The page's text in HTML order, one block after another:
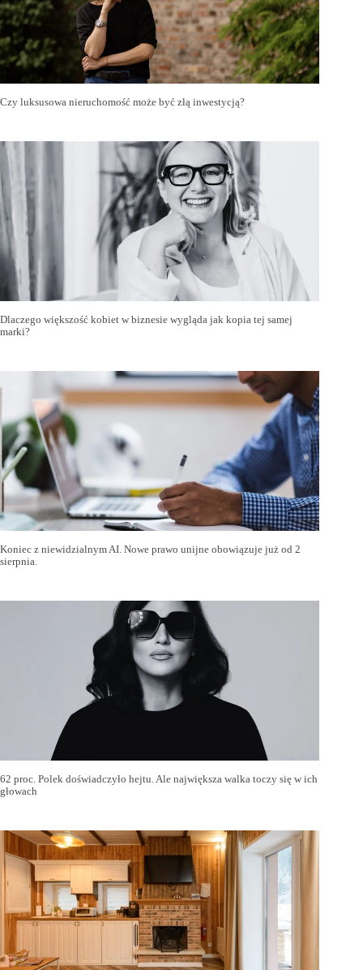
Czy luksusowa nieruchomość może być złą inwestycją?
Dlaczego większość kobiet w biznesie wygląda jak kopia tej samej
marki?
Koniec z niewidzialnym AI. Nowe prawo unijne obowiązuje już od 2
sierpnia.
62 proc. Polek doświadczyło hejtu. Ale największa walka toczy się w ich
głowach